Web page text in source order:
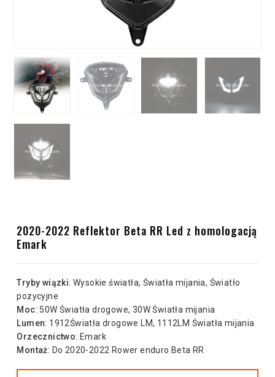
2020-2022 Reflektor Beta RR Led z homologacją
Emark
Tryby wiązki: Wysokie światła, Światła mijania, Światło
pozycyjne
Moc: 50W Światła drogowe, 30W Światła mijania
Lumen: 1912Światła drogowe LM, 1112LM Światła mijania
Orzecznictwo: Emark
Montaż: Do 2020-2022 Rower enduro Beta RR